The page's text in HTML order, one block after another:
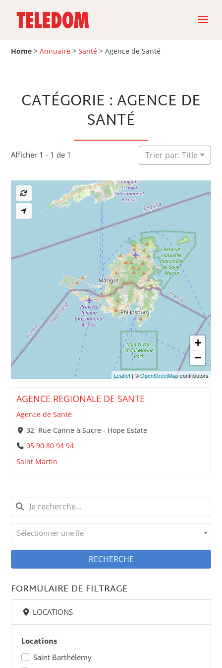
Home >Annuaire >Santé >Agence de Santé
CATÉGORIE : AGENCE DE
SANTÉ
Afficher 1 - 1 de 1 Trier par: Title
AGENCE REGIONALE DE SANTE
Agence de Santé
32, Rue Canne à Sucre - Hope Estate
05 90 80 94 94
Saint Martin
+
−
Leaflet| ©OpenStreetMapcontributors
Sélectionner une île
RECHERCHE
FORMULAIRE DE FILTRAGE
LOCATIONS
Locations
Saint Barthélemy